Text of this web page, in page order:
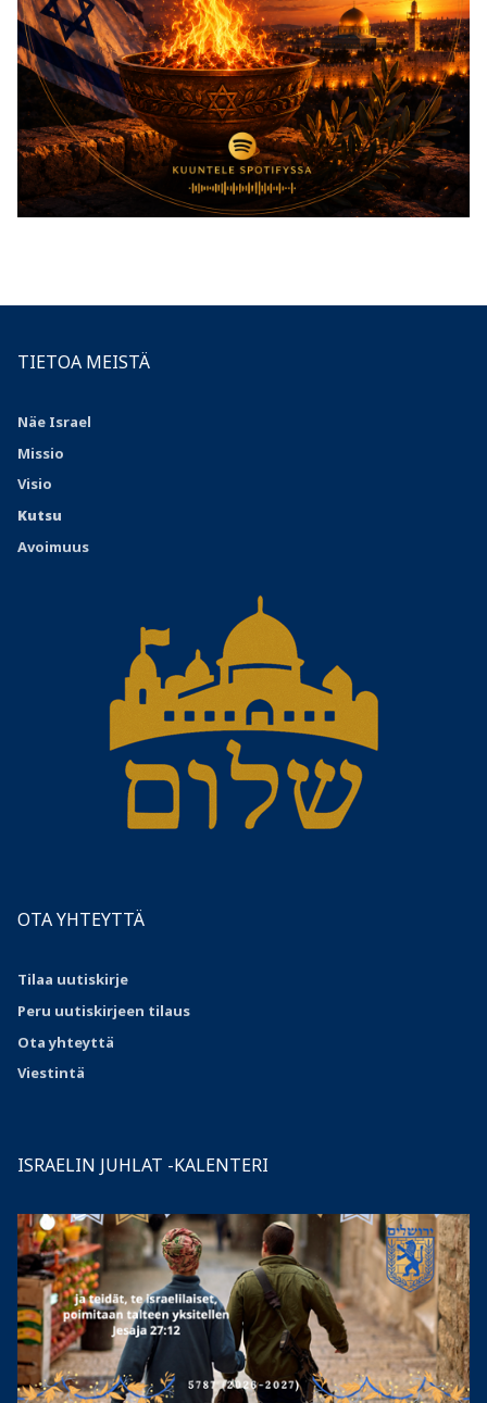
TIETOA MEISTÄ
Näe Israel
Missio
Visio
Kutsu
Avoimuus
OTA YHTEYTTÄ
Tilaa uutiskirje
Peru uutiskirjeen tilaus
Otayhteyttä
Viestintä
ISRAELIN JUHLAT -KALENTERI